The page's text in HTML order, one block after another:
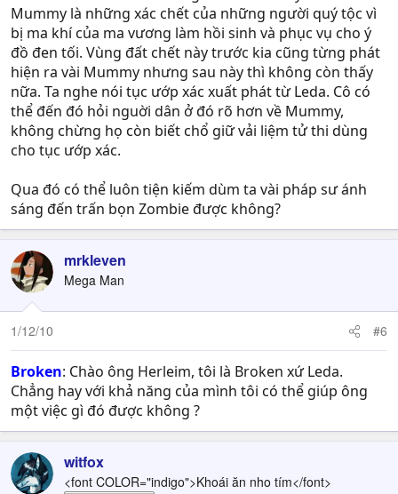
Mummy là những xác chết của những người quý tộc vì
bị ma khí của ma vương làm hồi sinh và phục vụ cho ý
đồ đen tối. Vùng đất chết này trước kia cũng từng phát
hiện ra vài Mummy nhưng sau này thì không còn thấy
nữa. Ta nghe nói tục ướp xác xuất phát từ Leda. Cô có
thể đến đó hỏi nguời dân ở đó rõ hơn về Mummy,
không chừng họ còn biết chổ giữ vải liệm tử thi dùng
cho tục ướp xác.
Qua đó có thể luôn tiện kiếm dùm ta vài pháp sư ánh
sáng đến trấn bọn Zombie được không?
mrkleven
Mega Man
1/12/10 #6
Broken: Chào ông Herleim, tôi là Broken xứ Leda.
Chẳng hay với khả năng của mình tôi có thể giúp ông
một việc gì đó được không ?
witfox
<font COLOR="indigo">Khoái ăn nho tím</font>